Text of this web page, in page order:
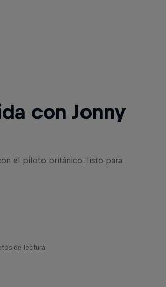
con Jonny
el piloto británico, listo para
de lectura